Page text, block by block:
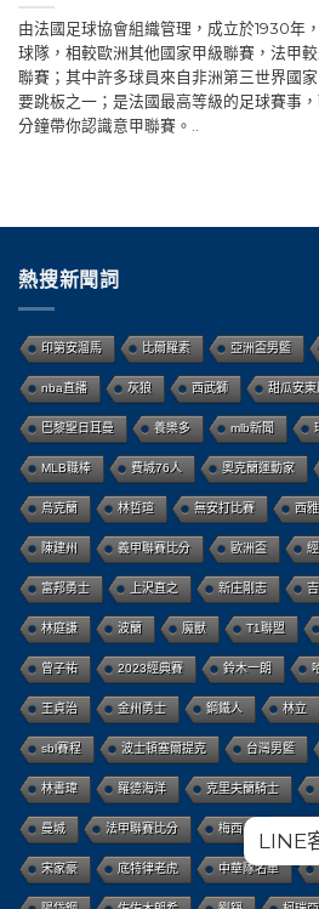
由法國足球協會組織管理，成立於1930年
球隊，相較歐洲其他國家甲級聯賽，法甲
聯賽；其中許多球員來自非洲第三世界國
要跳板之一；是法國最高等級的足球賽事
分鐘帶你認識意甲聯賽。..
熱搜新聞詞
印第安溜馬 比爾羅素 亞洲盃男籃
nba直播 灰狼 西武獅 甜瓜安東
巴黎聖日耳曼 養樂多 mlb新聞
MLB職棒 費城76人 奧克蘭運動家
烏克蘭 林哲瑄 無安打比賽 西
陳建州 義甲聯賽比分 歐洲盃
富邦勇士 上沢直之 新庄剛志
林庭謙 波蘭 魔獸 T1聯盟
曾子祐 2023經典賽 鈴木一朗
王貞治 金州勇士 鋼鐵人 林立
sbl賽程 波士頓塞爾提克 台灣男籃
林書瑋 羅德海洋 克里夫蘭騎士
曼城 法甲聯賽比分 梅西 中華
宋家豪 底特律老虎 中華隊名單
LINE